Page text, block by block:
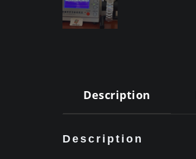
Description
Description